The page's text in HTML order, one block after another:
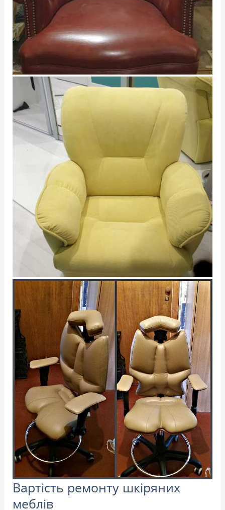
Вартість ремонту шкіряних
меблів